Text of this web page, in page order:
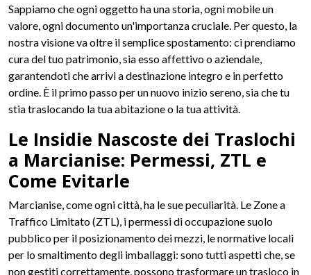
Sappiamo che ogni oggetto ha una storia, ogni mobile un
valore, ogni documento un'importanza cruciale. Per questo, la
nostra visione va oltre il semplice spostamento: ci prendiamo
cura del tuo patrimonio, sia esso affettivo o aziendale,
garantendoti che arrivi a destinazione integro e in perfetto
ordine. È il primo passo per un nuovo inizio sereno, sia che tu
stia traslocando la tua abitazione o la tua attività.
Le Insidie Nascoste dei Traslochi
a Marcianise: Permessi, ZTL e
Come Evitarle
Marcianise, come ogni città, ha le sue peculiarità. Le Zone a
Traffico Limitato (ZTL), i permessi di occupazione suolo
pubblico per il posizionamento dei mezzi, le normative locali
per lo smaltimento degli imballaggi: sono tutti aspetti che, se
non gestiti correttamente, possono trasformare un trasloco in